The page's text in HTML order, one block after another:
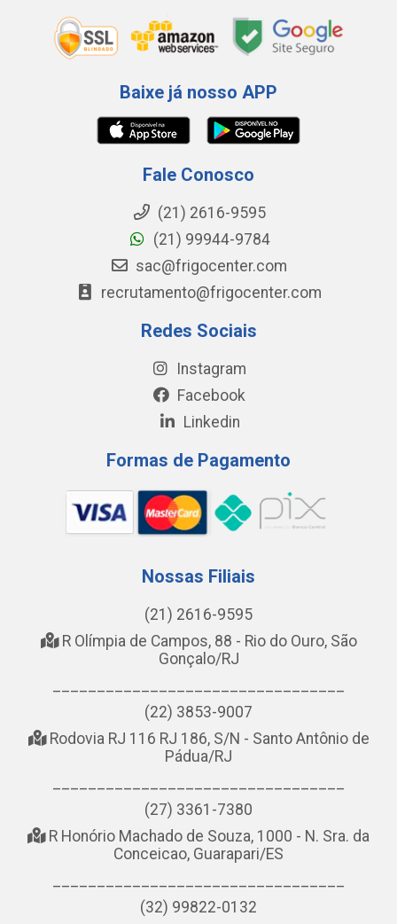
Baixe já nosso APP
Fale Conosco
(21) 2616-9595
(21) 99944-9784
sac@frigocenter.com
recrutamento@frigocenter.com
Redes Sociais
Instagram
Facebook
Linkedin
Formas de Pagamento
Nossas Filiais
(21) 2616-9595
R Olímpia de Campos, 88 - Rio do Ouro, São
Gonçalo/RJ
(22) 3853-9007
Rodovia RJ 116 RJ 186, S/N - Santo Antônio de
Pádua/RJ
(27) 3361-7380
R Honório Machado de Souza, 1000 - N. Sra. da
Conceicao, Guarapari/ES
(32) 99822-0132